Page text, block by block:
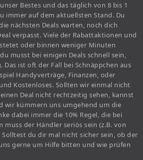
Bestes und das täglich von 8 bis 1
immer auf dem aktuellsten Stand. Du
nächsten Deals warten, noch dich
verpasst. Viele der Rabattaktionen und
oder binnen weniger Minuten
musst bei einigen Deals schnell sein,
Das ist oft der Fall bei Schnäppchen aus
Handyverträge, Finanzen, oder
Kostenloses. Sollten wir einmal nicht
Deal nicht rechtzeitig sehen, kannst
wir kümmern uns umgehend um die
dabei immer die 10% Regel, die bei
muss der Händler seriös sein (z.B. von
du dir mal nicht sicher sein, ob der
gerne um Hilfe bitten und wie prüfen